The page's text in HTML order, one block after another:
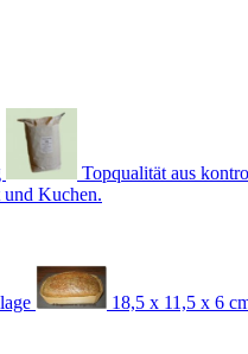
Topqualität aus
und Kuchen.
18,5 x 11,5 x 6